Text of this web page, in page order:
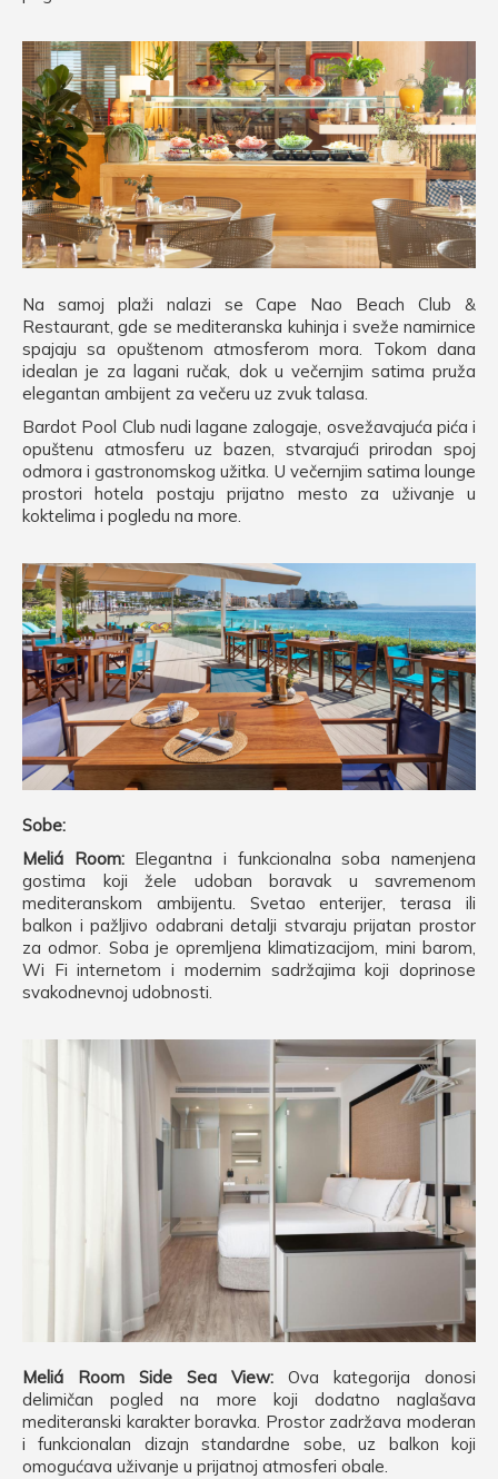
Na samoj plaži nalazi se Cape Nao Beach Club &
Restaurant, gde se mediteranska kuhinja i sveže namirnice
spajaju sa opuštenom atmosferom mora. Tokom dana
idealan je za lagani ručak, dok u večernjim satima pruža
elegantan ambijent za večeru uz zvuk talasa.
Bardot Pool Club nudi lagane zalogaje, osvežavajuća pića i
opuštenu atmosferu uz bazen, stvarajući prirodan spoj
odmora i gastronomskog užitka. U večernjim satima lounge
prostori hotela postaju prijatno mesto za uživanje u
koktelima i pogledu na more.
Sobe:
Meliá Room: Elegantna i funkcionalna soba namenjena
gostima koji žele udoban boravak u savremenom
mediteranskom ambijentu. Svetao enterijer, terasa ili
balkon i pažljivo odabrani detalji stvaraju prijatan prostor
za odmor. Soba je opremljena klimatizacijom, mini barom,
Wi Fi internetom i modernim sadržajima koji doprinose
svakodnevnoj udobnosti.
Meliá Room Side Sea View: Ova kategorija donosi
delimičan pogled na more koji dodatno naglašava
mediteranski karakter boravka. Prostor zadržava moderan
i funkcionalan dizajn standardne sobe, uz balkon koji
omogućava uživanje u prijatnoj atmosferi obale.